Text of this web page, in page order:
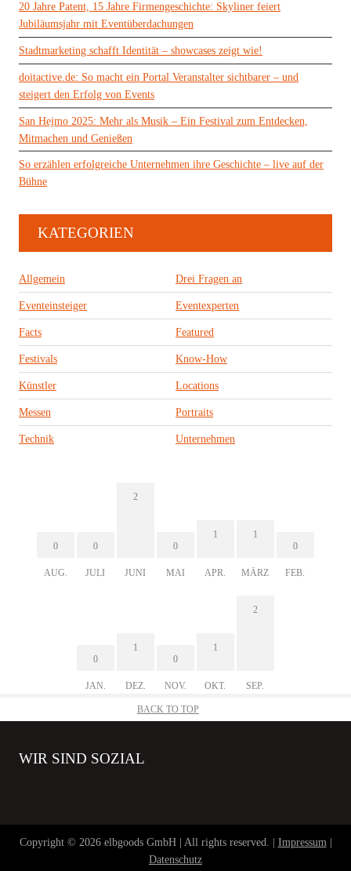
20 Jahre Patent, 15 Jahre Firmengeschichte: Skyliner feiert
Jubiläumsjahr mit Eventüberdachungen
Stadtmarketing schafft Identität – showcases zeigt wie!
doitactive.de: So macht ein Portal Veranstalter sichtbarer – und
steigert den Erfolg von Events
San Hejmo 2025: Mehr als Musik – Ein Festival zum Entdecken,
Mitmachen und Genießen
So erzählen erfolgreiche Unternehmen ihre Geschichte – live auf der
Bühne
KATEGORIEN
Allgemein Drei Fragen an
Eventeinsteiger Eventexperten
Facts Featured
Festivals Know-How
Künstler Locations
Messen Portraits
Technik Unternehmen
0
AUG.
0
JULI
2
JUNI
0
MAI
1
APR.
1
MÄRZ
0
FEB.
0
JAN.
1
DEZ.
0
NOV.
1
OKT.
2
SEP.
BACK TO TOP
WIR SIND SOZIAL
Copyright © 2026 elbgoods GmbH | All rights reserved. | Impressum|
Datenschutz